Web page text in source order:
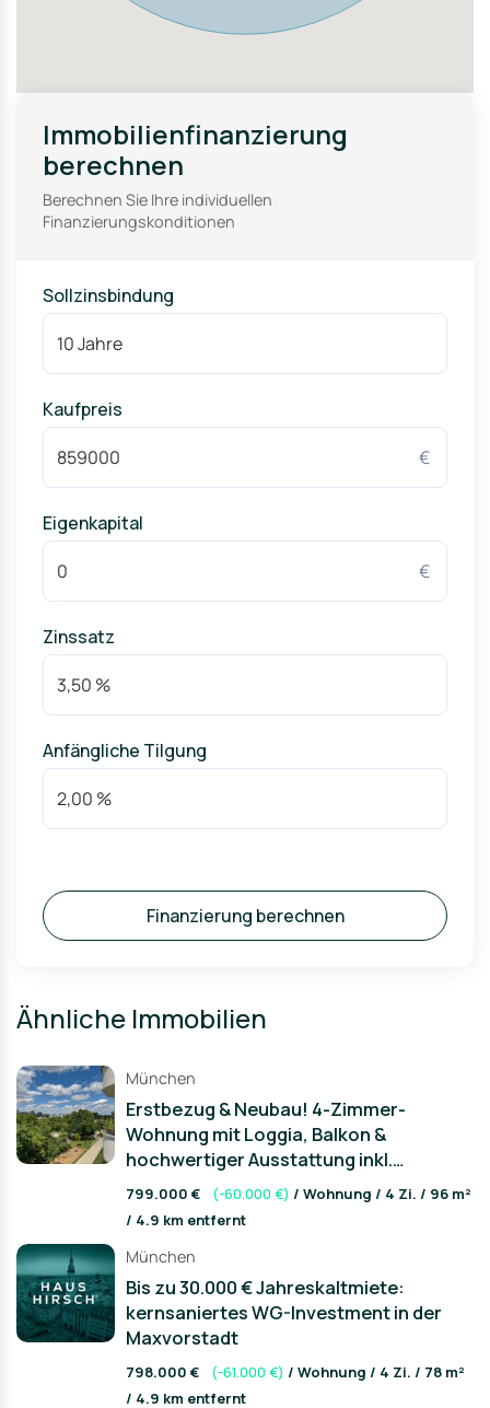
Immobilienfinanzierung
berechnen
Berechnen Sie Ihre individuellen
Finanzierungskonditionen
Sollzinsbindung
Kaufpreis
€
Eigenkapital
€
Zinssatz
Anfängliche Tilgung
Finanzierung berechnen
Ähnliche Immobilien
München
Erstbezug & Neubau! 4-Zimmer-
Wohnung mit Loggia, Balkon &
hochwertiger Ausstattung inkl.
Einbauküche
799.000 € (-60.000 €) / Wohnung / 4 Zi. / 96 m²
/ 4.9 km entfernt
München
Bis zu 30.000 € Jahreskaltmiete:
kernsaniertes WG-Investment in der
Maxvorstadt
798.000 € (-61.000 €) / Wohnung / 4 Zi. / 78 m²
/ 4.9 km entfernt